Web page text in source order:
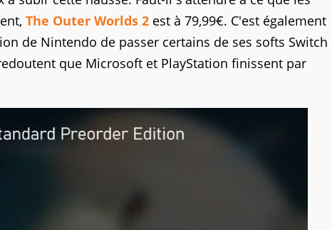
The Outer Worlds 2 est à 79,99€. C'est également
de Nintendo de passer certains de ses softs Switch
que Microsoft et PlayStation finissent par